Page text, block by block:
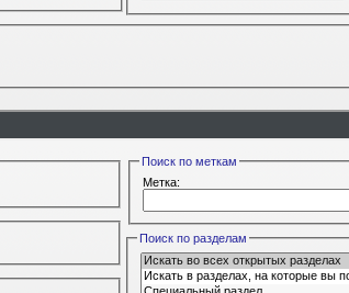
Поиск по меткам
Метка:
Поиск по разделам